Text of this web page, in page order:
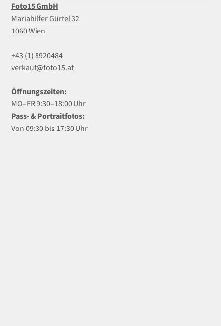
Foto15 GmbH
Mariahilfer Gürtel 32
1060 Wien
+43 (1) 8920484
verkauf@foto15.at
Öffnungszeiten:
MO–FR 9:30–18:00 Uhr
Pass- & Portraitfotos:
Von 09:30 bis 17:30 Uhr